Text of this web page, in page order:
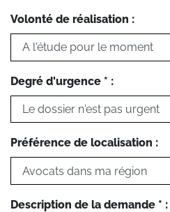
Volonté de réalisation :
Degré d'urgence * :
Préférence de localisation :
Description de la demande * :